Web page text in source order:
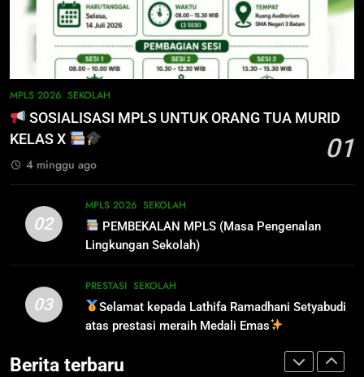
MELALUI ONLINE
SISWA SPMB
LUPA LAPOR DIRI!
INFO PENTING UNTUK
PENDAFTAR SPMB 2026 KEPRI
PRESTASI SISWA
8
PENYALURAN CALON MURID
BARU SMA/SMK PROVINSI
MPLS 2026 SEKOLAH
SOSIALISASI MPLS UNTUK ORANG TUA MURID
KELAS X
01
4 minggu ago
02
MPLS 2026 SEKOLAH
PEMBEKALAN MPLS (Masa Pengenalan
Lingkungan Sekolah)
03
PRESTASI SEKOLAH
Selamat kepada Lathifa Ramadhani Setyabudi
atas prestasi meraih Medali Emas
Berita terbaru
PERHATIAN SISWA/I SMA
NEGERI 3 BATAM!
DISIPLIN SEKOLAH
5
PENGUMUMAN TIDAK PERLU
INFO PENTING – JANGAN
LUPA LAPOR DIRI!
SISWA SPMB
7
INFO PENTING UNTUK
PENDAFTAR SPMB 2026 KEPRI